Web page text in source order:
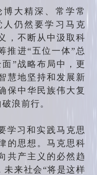
大精深、常学常
仍然要学习马克
，不断从中汲取科
推进“五位一体”总
”战略布局中，更
慧地坚持和发展新
保中华民族伟大复
浪前行。
习和实践马克思
的思想。马克思科
共产主义的必然趋
未来社会“将是这样